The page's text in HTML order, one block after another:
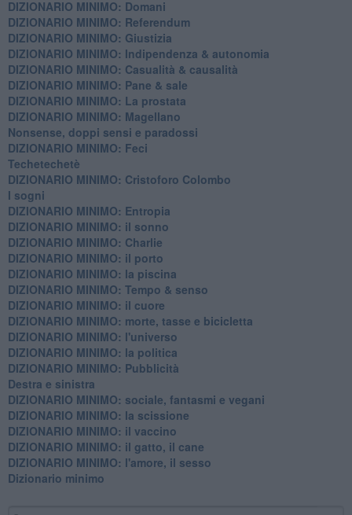
DIZIONARIO MINIMO: Domani
DIZIONARIO MINIMO: Referendum
DIZIONARIO MINIMO: Giustizia
DIZIONARIO MINIMO: ​Indipendenza & autonomia
DIZIONARIO MINIMO: ​Casualità & causalità
​DIZIONARIO MINIMO: Pane & sale
DIZIONARIO MINIMO: La prostata
​DIZIONARIO MINIMO: Magellano
Nonsense, doppi sensi e paradossi
DIZIONARIO MINIMO: Feci
Techetechetè
DIZIONARIO MINIMO: Cristoforo Colombo
I sogni
DIZIONARIO MINIMO: Entropia
DIZIONARIO MINIMO: il sonno
DIZIONARIO MINIMO: Charlie
DIZIONARIO MINIMO: il porto
DIZIONARIO MINIMO: la piscina
DIZIONARIO MINIMO: Tempo & senso
DIZIONARIO MINIMO: il cuore
DIZIONARIO MINIMO: morte, tasse e bicicletta
DIZIONARIO MINIMO: l'universo
DIZIONARIO MINIMO: la politica
DIZIONARIO MINIMO: Pubblicità
Destra e sinistra
DIZIONARIO MINIMO: sociale, fantasmi e vegani
DIZIONARIO MINIMO: la scissione
DIZIONARIO MINIMO: il vaccino
DIZIONARIO MINIMO: il gatto, il cane
DIZIONARIO MINIMO: l'amore, il sesso
Dizionario minimo